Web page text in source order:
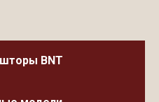
BNT